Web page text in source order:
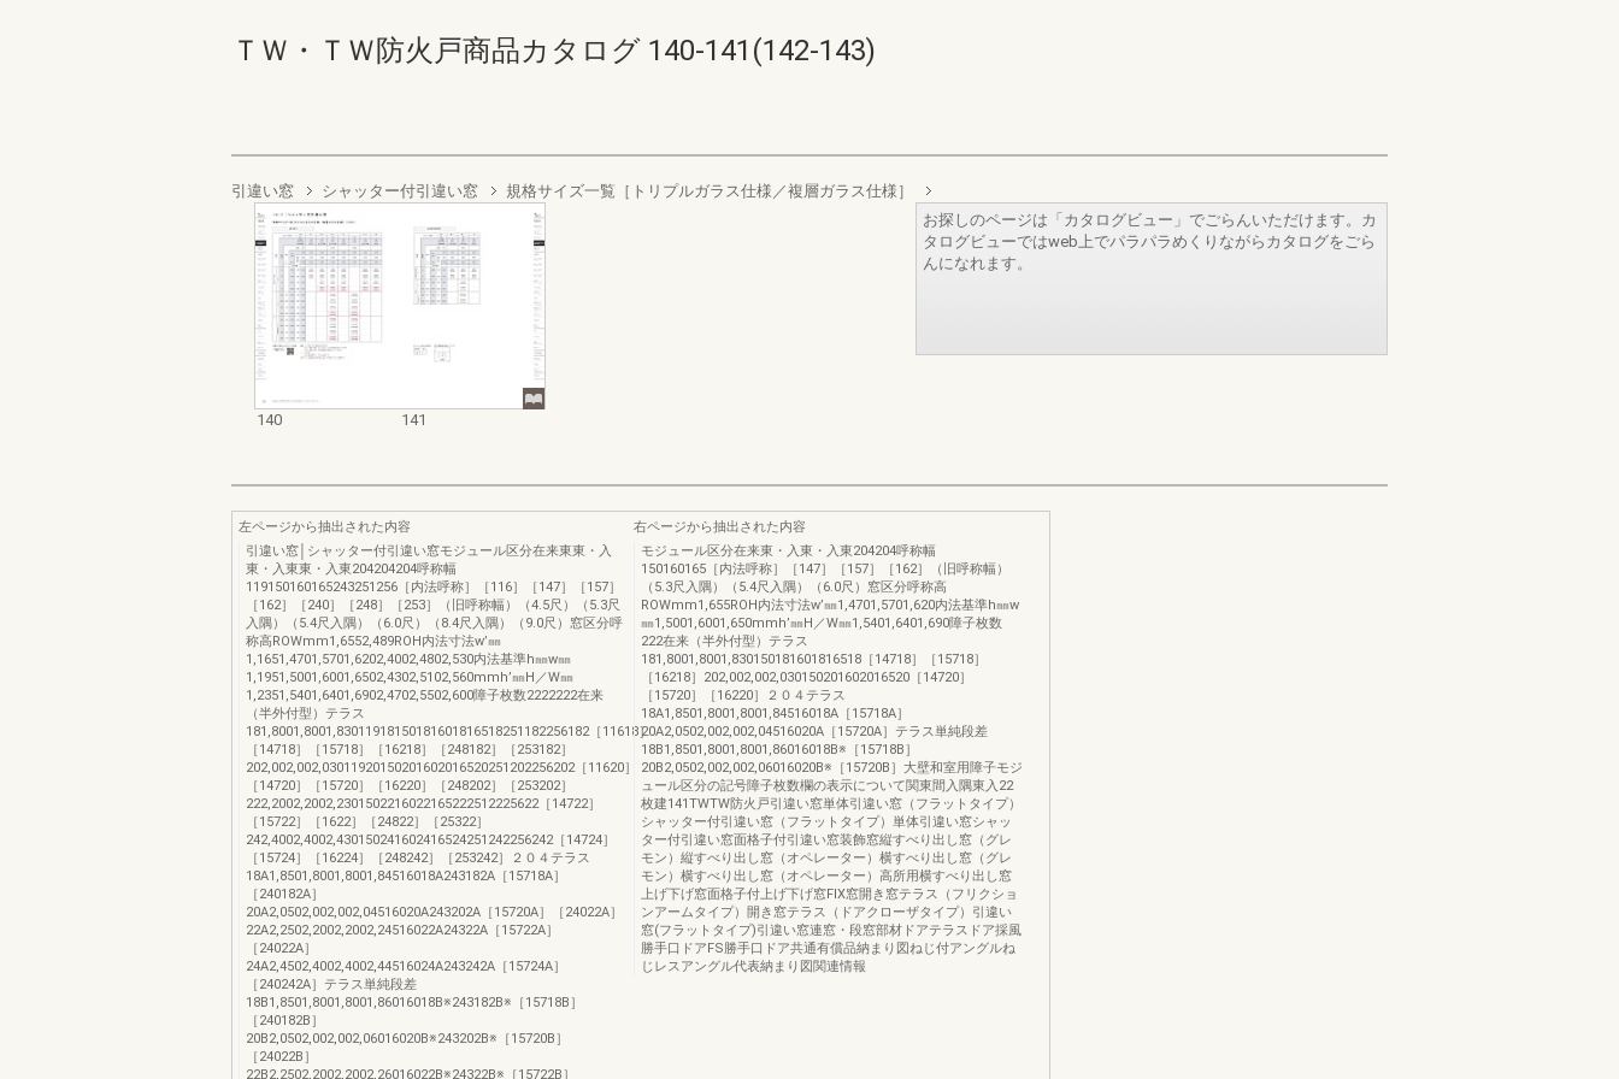
ＴＷ・ＴＷ防火戸商品カタログ 140-141(142-143)
引違い窓 シャッター付引違い窓 規格サイズ一覧［トリプルガラス仕様／複層ガラス仕様］
140 141
お探しのページは「カタログビュー」でごらんいただけます。カ
タログビューではweb上でパラパラめくりながらカタログをごら
んになれます。
左ページから抽出された内容
引違い窓│シャッター付引違い窓モジュール区分在来東東・入
東・入東東・入東204204204呼称幅
119150160165243251256［内法呼称］［116］［147］［157］
［162］［240］［248］［253］（旧呼称幅）（4.5尺）（5.3尺
入隅）（5.4尺入隅）（6.0尺）（8.4尺入隅）（9.0尺）窓区分呼
称高ROWmm1,6552,489ROH内法寸法w’㎜
1,1651,4701,5701,6202,4002,4802,530内法基準h㎜w㎜
1,1951,5001,6001,6502,4302,5102,560mmh’㎜H／W㎜
1,2351,5401,6401,6902,4702,5502,600障子枚数2222222在来
（半外付型）テラス
181,8001,8001,83011918150181601816518251182256182［11618］
［14718］［15718］［16218］［248182］［253182］
202,002,002,03011920150201602016520251202256202［11620］
［14720］［15720］［16220］［248202］［253202］
222,2002,2002,2301502216022165222512225622［14722］
［15722］［1622］［24822］［25322］
242,4002,4002,430150241602416524251242256242［14724］
［15724］［16224］［248242］［253242］２０４テラス
18A1,8501,8001,8001,84516018A243182A［15718A］
［240182A］
20A2,0502,002,002,04516020A243202A［15720A］［24022A］
22A2,2502,2002,2002,24516022A24322A［15722A］
［24022A］
24A2,4502,4002,4002,44516024A243242A［15724A］
［240242A］テラス単純段差
18B1,8501,8001,8001,86016018B※243182B※［15718B］
［240182B］
20B2,0502,002,002,06016020B※243202B※［15720B］
［24022B］
22B2,2502,2002,2002,26016022B※24322B※［15722B］
右ページから抽出された内容
モジュール区分在来東・入東・入東204204呼称幅
150160165［内法呼称］［147］［157］［162］（旧呼称幅）
（5.3尺入隅）（5.4尺入隅）（6.0尺）窓区分呼称高
ROWmm1,655ROH内法寸法w’㎜1,4701,5701,620内法基準h㎜w
㎜1,5001,6001,650mmh’㎜H／W㎜1,5401,6401,690障子枚数
222在来（半外付型）テラス
181,8001,8001,830150181601816518［14718］［15718］
［16218］202,002,002,030150201602016520［14720］
［15720］［16220］２０４テラス
18A1,8501,8001,8001,84516018A［15718A］
20A2,0502,002,002,04516020A［15720A］テラス単純段差
18B1,8501,8001,8001,86016018B※［15718B］
20B2,0502,002,002,06016020B※［15720B］大壁和室用障子モジ
ュール区分の記号障子枚数欄の表示について関東間入隅東入22
枚建141TWTW防火戸引違い窓単体引違い窓（フラットタイプ）
シャッター付引違い窓（フラットタイプ）単体引違い窓シャッ
ター付引違い窓面格子付引違い窓装飾窓縦すべり出し窓（グレ
モン）縦すべり出し窓（オペレーター）横すべり出し窓（グレ
モン）横すべり出し窓（オペレーター）高所用横すべり出し窓
上げ下げ窓面格子付上げ下げ窓FIX窓開き窓テラス（フリクショ
ンアームタイプ）開き窓テラス（ドアクローザタイプ）引違い
窓(フラットタイプ)引違い窓連窓・段窓部材ドアテラスドア採風
勝手口ドアFS勝手口ドア共通有償品納まり図ねじ付アングルね
じレスアングル代表納まり図関連情報